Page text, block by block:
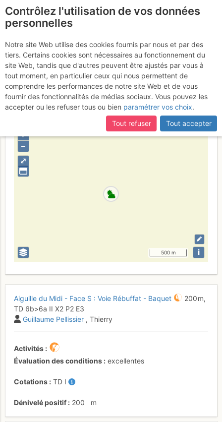
Aiguille du Midi : Voie
Rebuffat - Bacquet
Mercredi 20
août 2008
Haute-Savoie
⤢
+
–
500 m i
Aiguille du Midi - Face S : Voie Rébuffat - Baquet
200 m,
TD 6b>6a II X2 P2 E3
Guillaume Pellissier , Thierry
Activités
Évaluation des conditions
excellentes
Cotations TD I
Dénivelé positif 200 m
Contrôlez l'utilisation de vos données
personnelles
Notre site Web utilise des cookies fournis par nous et par des
tiers. Certains cookies sont nécessaires au fonctionnement du
site Web, tandis que d'autres peuvent être ajustés par vous à
tout moment, en particulier ceux qui nous permettent de
comprendre les performances de notre site Web et de vous
fournir des fonctionnalités de médias sociaux. Vous pouvez les
accepter ou les refuser tous ou bien paramétrer vos choix.
Tout refuser
Tout accepter